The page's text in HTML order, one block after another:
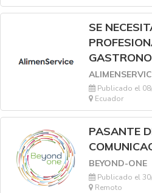
SE
Publicado el
Ecuador
PASANTE
BEYOND-ONE
Publicado el
Remoto